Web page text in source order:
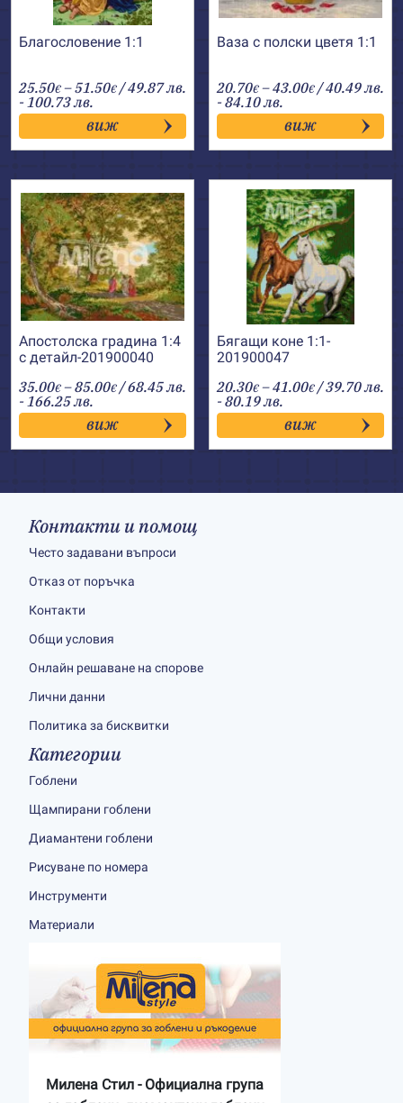
Благословение 1:1
25.50€ –51.50€Price
range:
25.50€
through
51.50€
/ 49.87 лв.
- 100.73 лв.
виж
Ваза с полски цветя 1:1
20.70€ –43.00€Price
range:
20.70€
through
43.00€
/ 40.49 лв.
- 84.10 лв.
виж
Апостолска градина 1:4
с детайл-201900040
35.00€ –85.00€Price
range:
35.00€
through
85.00€
/ 68.45 лв.
- 166.25 лв.
виж
Бягащи коне 1:1-
201900047
20.30€ –41.00€Price
range:
20.30€
through
41.00€
/ 39.70 лв.
- 80.19 лв.
виж
Контакти и помощ
Често задавани въпроси
Отказ от поръчка
Контакти
Общи условия
Онлайн решаване на спорове
Лични данни
Политика за бисквитки
Категории
Гоблени
Щампирани гоблени
Диамантени гоблени
Рисуване по номера
Инструменти
Материали
Милена Стил - Официална група